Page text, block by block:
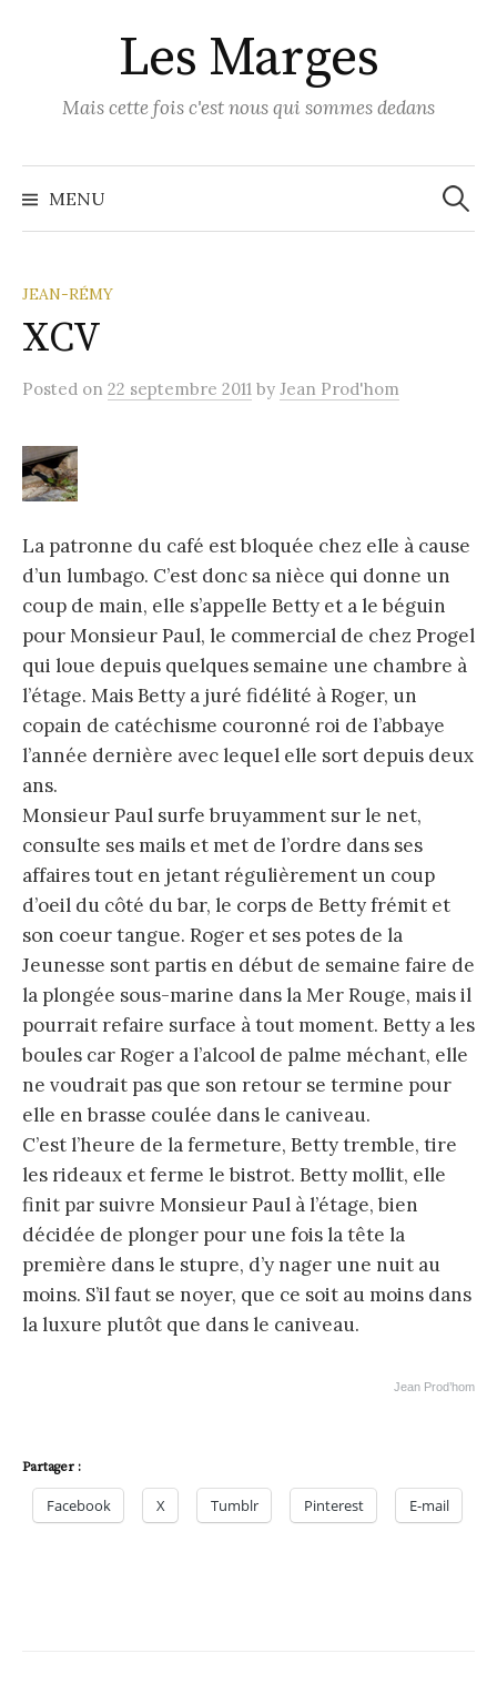
Les Marges
Mais cette fois c'est nous qui sommes dedans
MENU
JEAN-RÉMY
XCV
Posted on 22 septembre 2011 by Jean Prod'hom
La patronne du café est bloquée chez elle à cause
d’un lumbago. C’est donc sa nièce qui donne un
coup de main, elle s’appelle Betty et a le béguin
pour Monsieur Paul, le commercial de chez Progel
qui loue depuis quelques semaine une chambre à
l’étage. Mais Betty a juré fidélité à Roger, un
copain de catéchisme couronné roi de l’abbaye
l’année dernière avec lequel elle sort depuis deux
ans.
Monsieur Paul surfe bruyamment sur le net,
consulte ses mails et met de l’ordre dans ses
affaires tout en jetant régulièrement un coup
d’oeil du côté du bar, le corps de Betty frémit et
son coeur tangue. Roger et ses potes de la
Jeunesse sont partis en début de semaine faire de
la plongée sous-marine dans la Mer Rouge, mais il
pourrait refaire surface à tout moment. Betty a les
boules car Roger a l’alcool de palme méchant, elle
ne voudrait pas que son retour se termine pour
elle en brasse coulée dans le caniveau.
C’est l’heure de la fermeture, Betty tremble, tire
les rideaux et ferme le bistrot. Betty mollit, elle
finit par suivre Monsieur Paul à l’étage, bien
décidée de plonger pour une fois la tête la
première dans le stupre, d’y nager une nuit au
moins. S’il faut se noyer, que ce soit au moins dans
la luxure plutôt que dans le caniveau.
Jean Prod’hom
Partager :
Facebook X Tumblr Pinterest E-mail